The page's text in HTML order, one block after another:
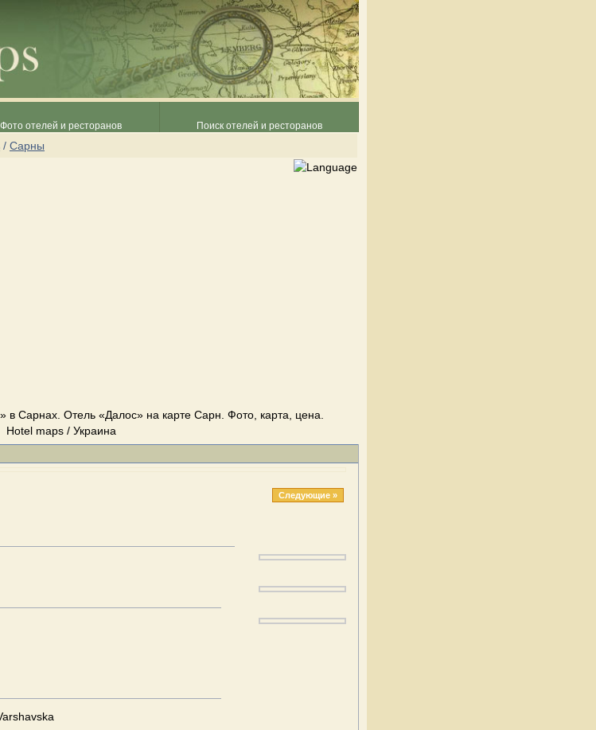
Фото отелей и ресторанов Поиск отелей и ресторанов
/ Сарны
Сарнах. Отель «Далос» на карте Сарн. Фото, карта, цена.
Hotel maps / Украина
Следующие »